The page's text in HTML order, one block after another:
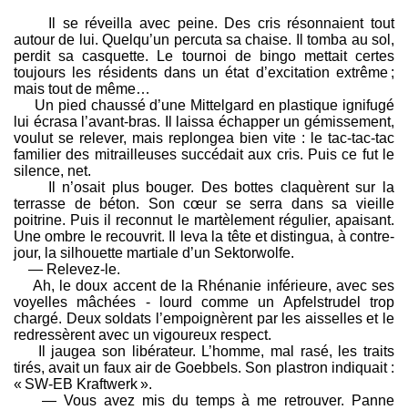
Il se réveilla avec peine. Des cris résonnaient tout
autour de lui. Quelqu’un percuta sa chaise. Il tomba au sol,
perdit sa casquette. Le tournoi de bingo mettait certes
toujours les résidents dans un état d’excitation extrême ;
mais tout de même…
Un pied chaussé d’une Mittelgard en plastique ignifugé
lui écrasa l’avant-bras. Il laissa échapper un gémissement,
voulut se relever, mais replongea bien vite : le tac-tac-tac
familier des mitrailleuses succédait aux cris. Puis ce fut le
silence, net.
Il n’osait plus bouger. Des bottes claquèrent sur la
terrasse de béton. Son cœur se serra dans sa vieille
poitrine. Puis il reconnut le martèlement régulier, apaisant.
Une ombre le recouvrit. Il leva la tête et distingua, à contre-
jour, la silhouette martiale d’un Sektorwolfe.
— Relevez-le.
Ah, le doux accent de la Rhénanie inférieure, avec ses
voyelles mâchées - lourd comme un Apfelstrudel trop
chargé. Deux soldats l’empoignèrent par les aisselles et le
redressèrent avec un vigoureux respect.
Il jaugea son libérateur. L’homme, mal rasé, les traits
tirés, avait un faux air de Goebbels. Son plastron indiquait :
« SW-EB Kraftwerk ».
— Vous avez mis du temps à me retrouver. Panne